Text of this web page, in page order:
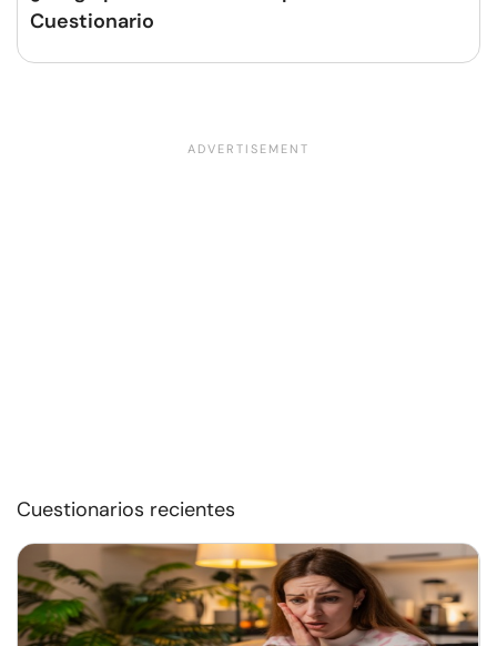
Cuestionario
Cuestionarios recientes